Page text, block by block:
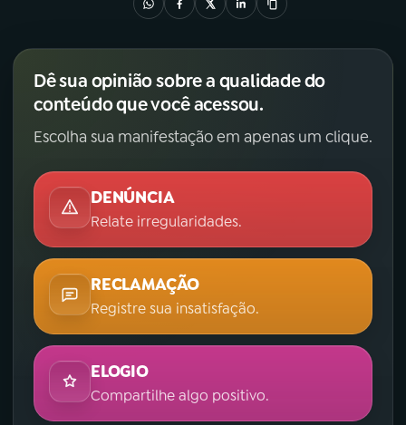
Dê sua opinião sobre a qualidade do
conteúdo que você acessou.
Escolha sua manifestação em apenas um clique.
DENÚNCIA
Relate irregularidades.
RECLAMAÇÃO
Registre sua insatisfação.
ELOGIO
Compartilhe algo positivo.